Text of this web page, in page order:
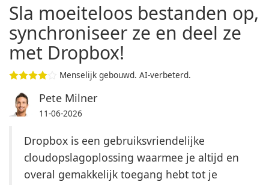
Sla moeiteloos bestanden op,
synchroniseer ze en deel ze
met Dropbox!
Menselijk gebouwd. AI-verbeterd.
Pete Milner
11-06-2026
Dropbox is een gebruiksvriendelijke
cloudopslagoplossing waarmee je altijd en
overal gemakkelijk toegang hebt tot je